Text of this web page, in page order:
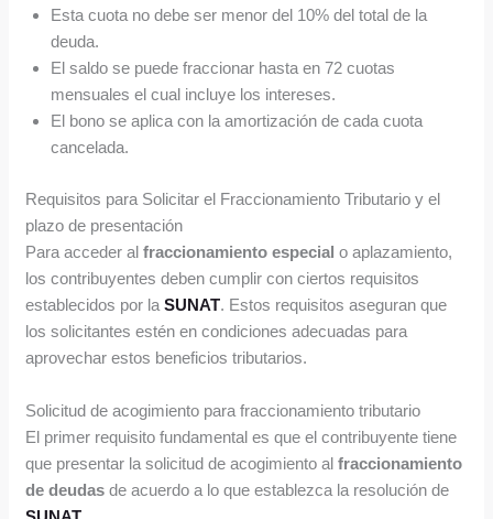
Esta cuota no debe ser menor del 10% del total de la
deuda.
El saldo se puede fraccionar hasta en 72 cuotas
mensuales el cual incluye los intereses.
El bono se aplica con la amortización de cada cuota
cancelada.
Requisitos para Solicitar el Fraccionamiento Tributario y el
plazo de presentación
Para acceder alfraccionamiento especial o aplazamiento,
los contribuyentes deben cumplir con ciertos requisitos
establecidos por laSUNAT. Estos requisitos aseguran que
los solicitantes estén en condiciones adecuadas para
aprovechar estos beneficios tributarios.
Solicitud de acogimiento para fraccionamiento tributario
El primer requisito fundamental es que el contribuyente tiene
que presentar la solicitud de acogimiento alfraccionamiento
de deudas de acuerdo a lo que establezca la resolución de